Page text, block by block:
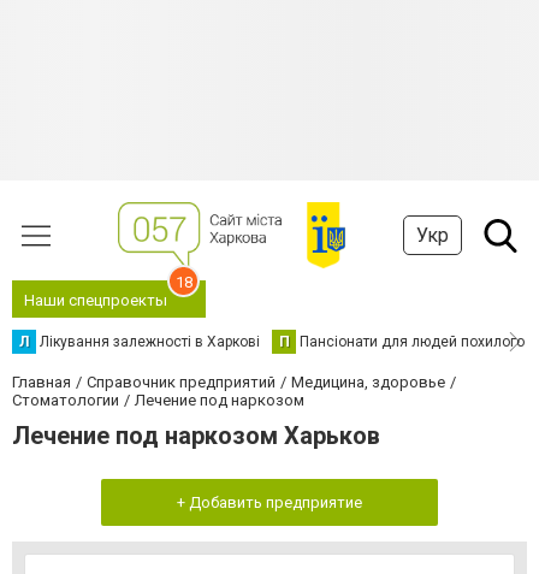
Укр
Наши спецпроекты
18
Л Лікування залежності в Харкові П Пансіонати для людей похилого
Главная Справочник предприятий
Медицина, здоровье
Стоматологии
Лечение под наркозом
Лечение под наркозом Харьков
+ Добавить предприятие